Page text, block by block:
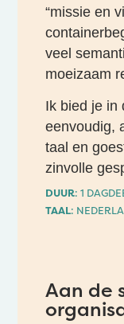
“missie en
veel
moeizaam
Ik bied je in
eenvoudig,
taal en
zinvolle
DUUR: 1
TAAL:
Aan de